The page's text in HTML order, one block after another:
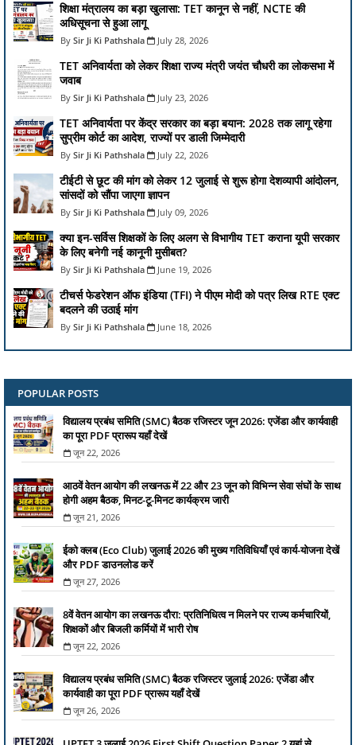
शिक्षा मंत्रालय का बड़ा खुलासा: TET कानून से नहीं, NCTE की
अधिसूचना से हुआ लागू
Sir Ji Ki Pathshala July 28, 2026
TET अनिवार्यता को लेकर शिक्षा राज्य मंत्री जयंत चौधरी का लोकसभा में
जवाब
Sir Ji Ki Pathshala July 23, 2026
TET अनिवार्यता पर केंद्र सरकार का बड़ा बयान: 2028 तक लागू रहेगा
सुप्रीम कोर्ट का आदेश, राज्यों पर डाली जिम्मेदारी
Sir Ji Ki Pathshala July 22, 2026
टीईटी से छूट की मांग को लेकर 12 जुलाई से शुरू होगा देशव्यापी आंदोलन,
सांसदों को सौंपा जाएगा ज्ञापन
Sir Ji Ki Pathshala July 09, 2026
क्या इन-सर्विस शिक्षकों के लिए अलग से विभागीय TET कराना यूपी सरकार
के लिए बनेगी नई कानूनी मुसीबत?
Sir Ji Ki Pathshala June 19, 2026
टीचर्स फेडरेशन ऑफ इंडिया (TFI) ने पीएम मोदी को पत्र लिख RTE एक्ट
बदलने की उठाई मांग
Sir Ji Ki Pathshala June 18, 2026
POPULAR POSTS
विद्यालय प्रबंध समिति (SMC) बैठक रजिस्टर जून 2026: एजेंडा और कार्यवाही
का पूरा PDF प्रारूप यहाँ देखें
जून 22, 2026
आठवें वेतन आयोग की लखनऊ में 22 और 23 जून को विभिन्न सेवा संघों के साथ
होगी अहम बैठक, मिनट-टू-मिनट कार्यक्रम जारी
जून 21, 2026
ईको क्लब (Eco Club) जुलाई 2026 की मुख्य गतिविधियाँ एवं कार्य-योजना देखें
और PDF डाउनलोड करें
जून 27, 2026
8वें वेतन आयोग का लखनऊ दौरा: प्रतिनिधित्व न मिलने पर राज्य कर्मचारियों,
शिक्षकों और बिजली कर्मियों में भारी रोष
जून 22, 2026
विद्यालय प्रबंध समिति (SMC) बैठक रजिस्टर जुलाई 2026: एजेंडा और
कार्यवाही का पूरा PDF प्रारूप यहाँ देखें
जून 26, 2026